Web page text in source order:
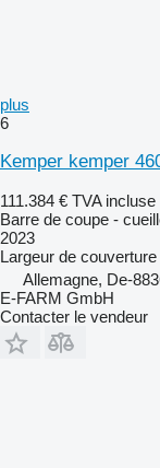
plus
6
Kemper kemper
111.384 € TVA incluse
Barre de coupe -
2023
Largeur de couverture
Allemagne, De-
E-FARM GmbH
Contacter le vendeur